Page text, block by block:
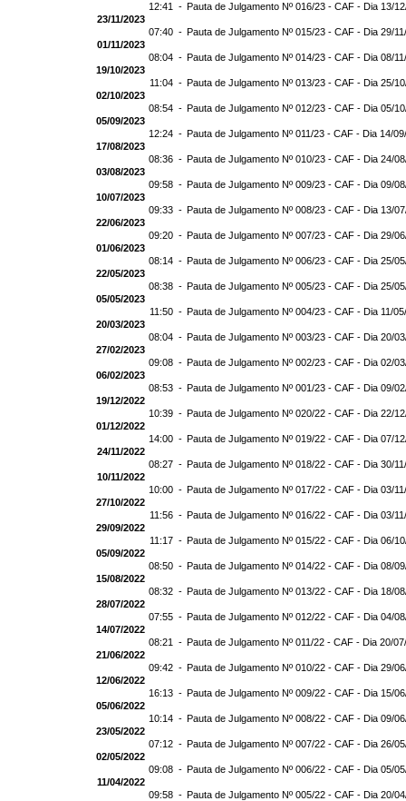
12:41 - Pauta de Julgamento Nº 016/23 - CAF - Dia 13/
23/11/2023
07:40 - Pauta de Julgamento Nº 015/23 - CAF - Dia 29/
01/11/2023
08:04 - Pauta de Julgamento Nº 014/23 - CAF - Dia 08/
19/10/2023
11:04 - Pauta de Julgamento Nº 013/23 - CAF - Dia 25/
02/10/2023
08:54 - Pauta de Julgamento Nº 012/23 - CAF - Dia 05/
05/09/2023
12:24 - Pauta de Julgamento Nº 011/23 - CAF - Dia 14/
17/08/2023
08:36 - Pauta de Julgamento Nº 010/23 - CAF - Dia 24/
03/08/2023
09:58 - Pauta de Julgamento Nº 009/23 - CAF - Dia 09/
10/07/2023
09:33 - Pauta de Julgamento Nº 008/23 - CAF - Dia 13/
22/06/2023
09:20 - Pauta de Julgamento Nº 007/23 - CAF - Dia 29/
01/06/2023
08:14 - Pauta de Julgamento Nº 006/23 - CAF - Dia 25/
22/05/2023
08:38 - Pauta de Julgamento Nº 005/23 - CAF - Dia 25/
05/05/2023
11:50 - Pauta de Julgamento Nº 004/23 - CAF - Dia 11/
20/03/2023
08:04 - Pauta de Julgamento Nº 003/23 - CAF - Dia 20/
27/02/2023
09:08 - Pauta de Julgamento Nº 002/23 - CAF - Dia 02/
06/02/2023
08:53 - Pauta de Julgamento Nº 001/23 - CAF - Dia 09/
19/12/2022
10:39 - Pauta de Julgamento Nº 020/22 - CAF - Dia 22/
01/12/2022
14:00 - Pauta de Julgamento Nº 019/22 - CAF - Dia 07/
24/11/2022
08:27 - Pauta de Julgamento Nº 018/22 - CAF - Dia 30/
10/11/2022
10:00 - Pauta de Julgamento Nº 017/22 - CAF - Dia 03/
27/10/2022
11:56 - Pauta de Julgamento Nº 016/22 - CAF - Dia 03/
29/09/2022
11:17 - Pauta de Julgamento Nº 015/22 - CAF - Dia 06/
05/09/2022
08:50 - Pauta de Julgamento Nº 014/22 - CAF - Dia 08/
15/08/2022
08:32 - Pauta de Julgamento Nº 013/22 - CAF - Dia 18/
28/07/2022
07:55 - Pauta de Julgamento Nº 012/22 - CAF - Dia 04/
14/07/2022
08:21 - Pauta de Julgamento Nº 011/22 - CAF - Dia 20/
21/06/2022
09:42 - Pauta de Julgamento Nº 010/22 - CAF - Dia 29/
12/06/2022
16:13 - Pauta de Julgamento Nº 009/22 - CAF - Dia 15/
05/06/2022
10:14 - Pauta de Julgamento Nº 008/22 - CAF - Dia 09/
23/05/2022
07:12 - Pauta de Julgamento Nº 007/22 - CAF - Dia 26/
02/05/2022
09:08 - Pauta de Julgamento Nº 006/22 - CAF - Dia 05/
11/04/2022
09:58 - Pauta de Julgamento Nº 005/22 - CAF - Dia 20/